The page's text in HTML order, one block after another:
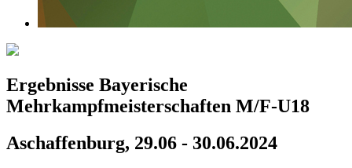
Ergebnisse Bayerische
Mehrkampfmeisterschaften M/F-U18
Aschaffenburg, 29.06 - 30.06.2024